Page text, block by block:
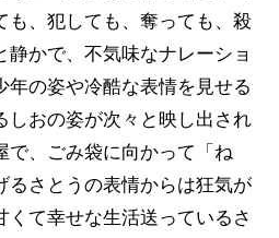
も、犯しても、奪っても、殺
静かで、不気味なナレーショ
年の姿や冷酷な表情を見せる
しおの姿が次々と映し出され
で、ごみ袋に向かって「ね
るさとうの表情からは狂気が
て幸せな生活送っているさ